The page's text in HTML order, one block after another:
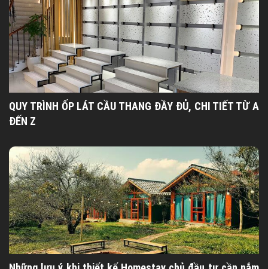
QUY TRÌNH ỐP LÁT CẦU THANG ĐẦY ĐỦ, CHI TIẾT TỪ A
ĐẾN Z